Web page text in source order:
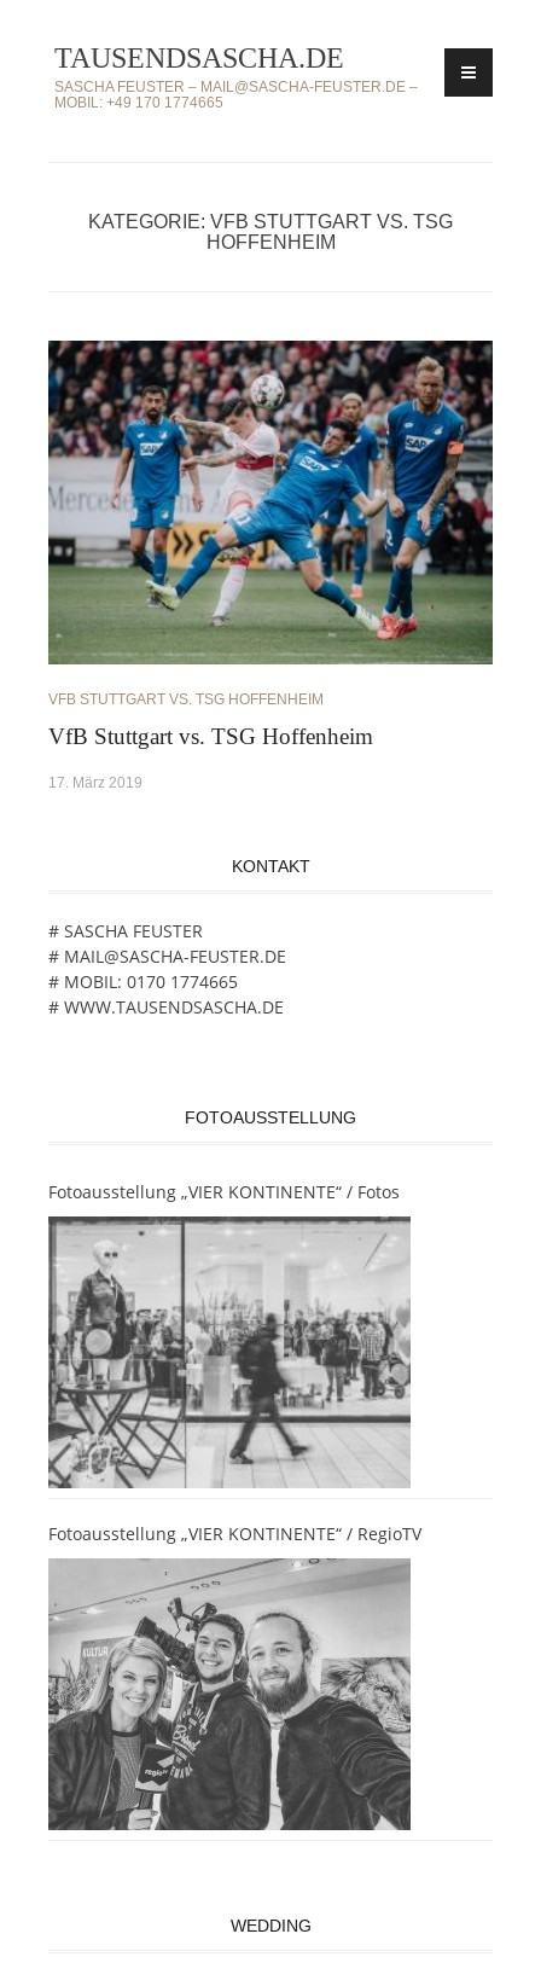
Inhalt
springen
TAUSENDSASCHA.DE
SASCHA FEUSTER – MAIL@SASCHA-FEUSTER.DE –
MOBIL: +49 170 1774665
KATEGORIE: VFB STUTTGART VS. TSG
HOFFENHEIM
VFB STUTTGART VS. TSG HOFFENHEIM
VfB Stuttgart vs. TSG Hoffenheim
17. März 2019
KONTAKT
# SASCHA FEUSTER
# MAIL@SASCHA-FEUSTER.DE
# MOBIL: 0170 1774665
# WWW.TAUSENDSASCHA.DE
FOTOAUSSTELLUNG
Fotoausstellung „VIER KONTINENTE“ / Fotos
Fotoausstellung „VIER KONTINENTE“ / RegioTV
WEDDING